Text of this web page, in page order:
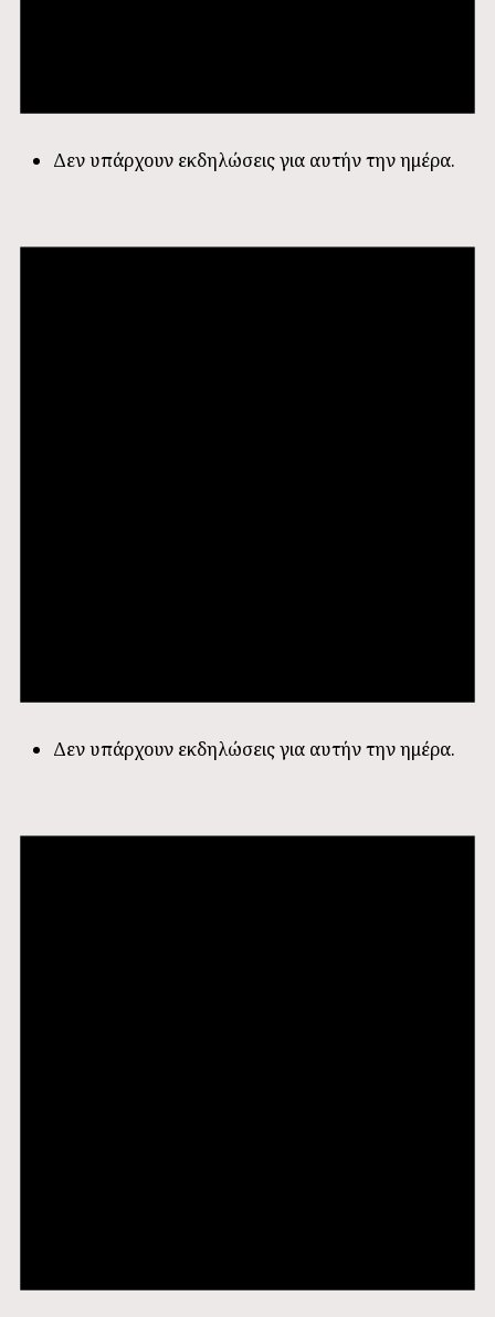
Δεν υπάρχουν εκδηλώσεις για αυτήν την ημέρα.
Δεν υπάρχουν εκδηλώσεις για αυτήν την ημέρα.